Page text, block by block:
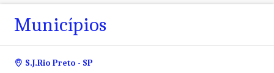
Municípios
S.J.Rio Preto - SP